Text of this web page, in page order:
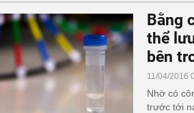
Bằng
thể
bên
11/04/2016
Nhờ có
trước tới